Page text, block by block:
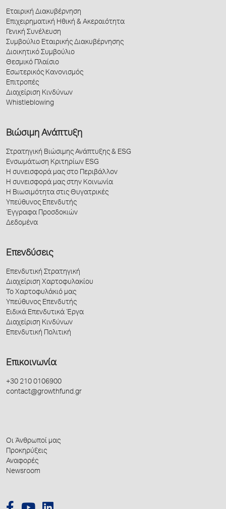
Εταιρική Διακυβέρνηση
Επιχειρηματική Ηθική & Ακεραιότητα
Γενική Συνέλευση
Συμβούλιο Εταιρικής Διακυβέρνησης
Διοικητικό Συμβούλιο
Θεσμικό Πλαίσιο
Εσωτερικός Κανονισμός
Επιτροπές
Διαχείριση Κινδύνων
Whistleblowing
Βιώσιμη Ανάπτυξη
Στρατηγική Βιώσιμης Ανάπτυξης & ESG
Ενσωμάτωση Κριτηρίων ESG
Η συνεισφορά μας στο Περιβάλλον
Η συνεισφορά μας στην Κοινωνία
Η Βιωσιμότητα στις Θυγατρικές
Υπεύθυνος Επενδυτής
Έγγραφα Προσδοκιών
Δεδομένα
Επενδύσεις
Επενδυτική Στρατηγική
Διαχείριση Χαρτοφυλακίου
Το Χαρτοφυλάκιό μας
Υπεύθυνος Επενδυτής
Ειδικά Επενδυτικά Έργα
Διαχείριση Κινδύνων
Επενδυτική Πολιτική
Επικοινωνία
+30 210 0106900
contact@growthfund.gr
Οι Άνθρωποί μας
Προκηρύξεις
Αναφορές
Newsroom